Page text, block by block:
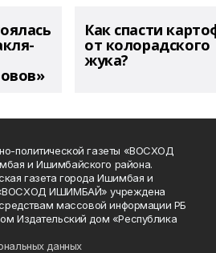
Как спасти
от колорадского
жука?
политической газеты «ВОСХОД
и Ишимбайского района.
газета города Ишимбая и
ИШИМБАЙ» учреждена
массовой информации РБ
Издательский дом «Республика
данных